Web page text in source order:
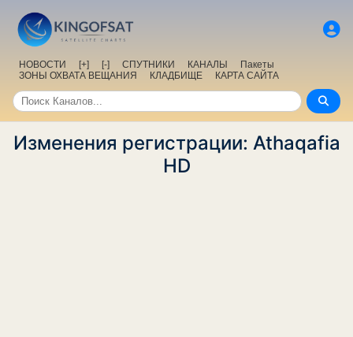
НОВОСТИ [+] [-] СПУТНИКИ КАНАЛЫ
Пакеты
ЗОНЫ ОХВАТА ВЕЩАНИЯ
КЛАДБИЩЕ КАРТА САЙТА
Изменения регистрации: Athaqafia
HD